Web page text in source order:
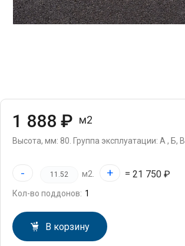
1 888 ₽ м2
Высота, мм: 80. Группа эксплуатации: А , Б, В.
- м2. + = 21 750 ₽
Кол-во поддонов:
В корзину